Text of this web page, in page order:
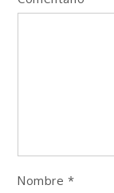
Nombre *